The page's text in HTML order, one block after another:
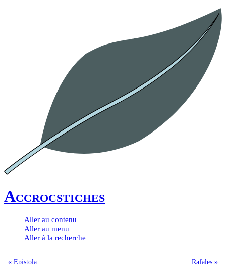
Accrocstiches
Aller au contenu
Aller au menu
Aller à la recherche
« Epistola Rafales »